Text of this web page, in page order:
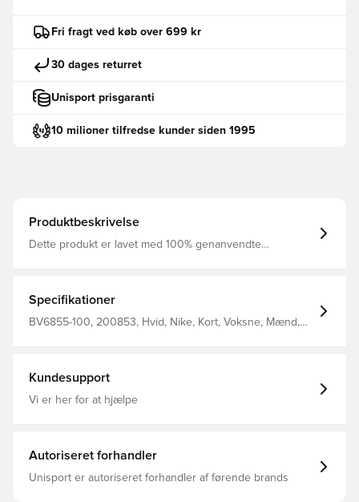
Fri fragt ved køb over 699 kr
30 dages returret
Unisport prisgaranti
10 milioner tilfredse kunder siden 1995
Produktbeskrivelse
Dette produkt er lavet med 100% genanvendte
mesh, som er med til at øge åndbarheden Regular fit
Fremstillet i 100% polyester.
Specifikationer
BV6855-100, 200853, Hvid, Nike, Kort, Voksne, Mænd,
Kundesupport
Vi er her for at hjælpe
Autoriseret forhandler
Unisport er autoriseret forhandler af førende brands